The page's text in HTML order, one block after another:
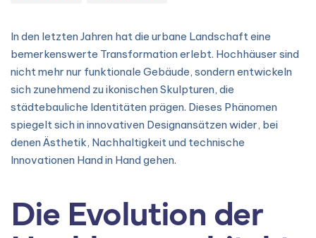
In den letzten Jahren hat die urbane Landschaft eine
bemerkenswerte Transformation erlebt. Hochhäuser sind
nicht mehr nur funktionale Gebäude, sondern entwickeln
sich zunehmend zu ikonischen Skulpturen, die
städtebauliche Identitäten prägen. Dieses Phänomen
spiegelt sich in innovativen Designansätzen wider, bei
denen Ästhetik, Nachhaltigkeit und technische
Innovationen Hand in Hand gehen.
Die Evolution der